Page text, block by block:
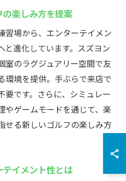
楽しみ方を提案
習場から、エンターテイメン
と進化しています。スズヨン
室のラグジュアリー空間で友
環境を提供。手ぶらで来店で
要です。さらに、シミュレー
やゲームモードを通じて、楽
せる新しいゴルフの楽しみ方
イメント性とは